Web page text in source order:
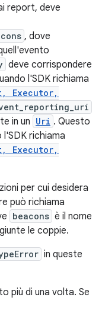
report, deve
, dove
deve corrispondere
l'SDK richiama
Executor,
in un Uri . Questo
richiama
Executor,
per cui desidera
può richiama
beacons è il nome
le coppie.
in queste
più di una volta. Se